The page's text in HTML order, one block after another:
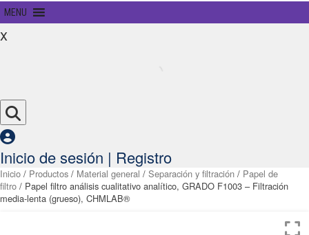
Primary
Menu
MENU
x
Inicio de sesión | Registro
Inicio / Productos / Material general / Separación y filtración / Papel de
filtro / Papel filtro análisis cualitativo analítico, GRADO F1003 – Filtración
media-lenta (grueso), CHMLAB®